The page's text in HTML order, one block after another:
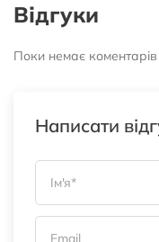
Відгуки
Поки немає коментарів
Написати